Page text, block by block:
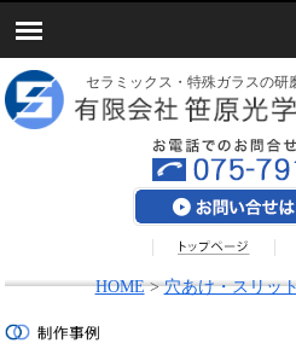
セラミックス・特殊ガラスの研
HOME>穴あけ・スリッ